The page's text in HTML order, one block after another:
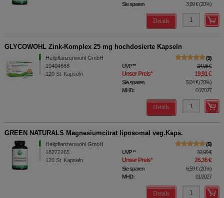
Sie sparen 3,99 €(20%)
Details
GLYCOWOHL Zink-Komplex 25 mg hochdosierte Kapseln
Heilpflanzenwohl GmbH
19404668
120 St Kapseln
9
UVP** 24,95 €
Unser Preis* 19,91 €
Sie sparen 5,04 €(20%)
MHD:
04/2027
Details
GREEN NATURALS Magnesiumcitrat liposomal veg.Kaps.
Heilpflanzenwohl GmbH
18272265
120 St Kapseln
5
UVP** 32,95 €
Unser Preis* 26,36 €
Sie sparen 6,59 €(20%)
MHD:
01/2027
Details